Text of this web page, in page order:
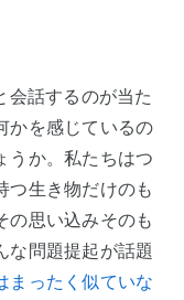
会話するのが当た
かを感じているの
うか。私たちはつ
つ生き物だけのも
の思い込みそのも
問題提起が話題
まったく似ていな